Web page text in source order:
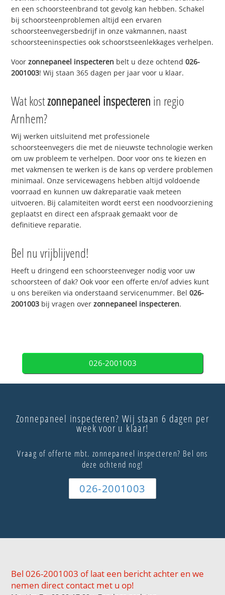
en een schoorsteenbrand tot gevolg kan hebben. Schakel
bij schoorsteenproblemen altijd een ervaren
schoorsteenvegersbedrijf in onze vakmannen, naast
schoorsteeninspecties ook schoorstseenlekkages verhelpen.
Voorzonnepaneel inspecteren belt u deze ochtend026-
2001003! Wij staan 365 dagen per jaar voor u klaar.
Wat kostzonnepaneel inspecteren in regio
Arnhem?
Wij werken uitsluitend met professionele
schoorsteenvegers die met de nieuwste technologie werken
om uw probleem te verhelpen. Door voor ons te kiezen en
met vakmensen te werken is de kans op verdere problemen
minimaal. Onze servicewagens hebben altijd voldoende
voorraad en kunnen uw dakreparatie vaak meteen
uitvoeren. Bij calamiteiten wordt eerst een noodvoorziening
geplaatst en direct een afspraak gemaakt voor de
definitieve reparatie.
Bel nu vrijblijvend!
Heeft u dringend een schoorsteenveger nodig voor uw
schoorsteen of dak? Ook voor een offerte en/of advies kunt
u ons bereiken via onderstaand servicenummer. Bel026-
2001003 bij vragen overzonnepaneel inspecteren.
026-2001003
Zonnepaneel inspecteren? Wij staan 6 dagen per
week voor u klaar!
Vraag of offerte mbt. zonnepaneel inspecteren? Bel ons
deze ochtend nog!
026-2001003
Bel 026-2001003 of laat een bericht achter en we
nemen direct contact met u op!